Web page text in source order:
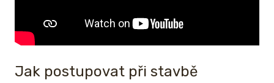
Jak postupovat při stavbě